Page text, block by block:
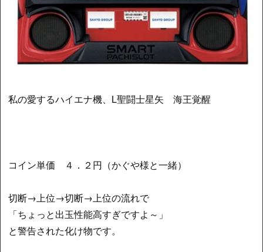
私の愛するハイエナ機、L聖闘士星矢 海王覚醒
コイン単価 ４．２円（かぐや様と一緒）
切断→上位→切断→上位の流れで
「ちょっと出玉性能高すぎですよ～」
と警告された化け物です。